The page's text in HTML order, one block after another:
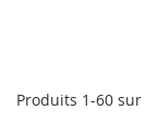
Produits 1-60 sur